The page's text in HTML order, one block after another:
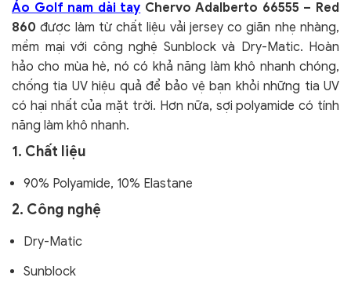
Áo Golf nam dài tay Chervo Adalberto 66555 – Red
860được làm từ chất liệu vải jersey co giãn nhẹ nhàng,
mềm mại với công nghệ Sunblock và Dry-Matic. Hoàn
hảo cho mùa hè, nó có khả năng làm khô nhanh chóng,
chống tia UV hiệu quả để bảo vệ bạn khỏi những tia UV
có hại nhất của mặt trời. Hơn nữa, sợi polyamide có tính
năng làm khô nhanh.
1. Chất liệu
90% Polyamide, 10% Elastane
2. Công nghệ
Dry-Matic
Sunblock